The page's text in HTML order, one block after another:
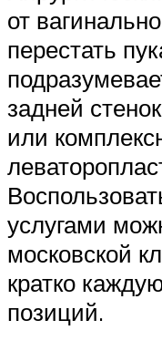
от
перестать
задней
или
услугами
московской
кратко
позиций.